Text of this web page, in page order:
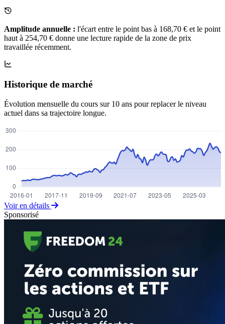
Amplitude annuelle : l'écart entre le point bas à 168,70 € et le point
haut à 254,70 € donne une lecture rapide de la zone de prix
travaillée récemment.
Historique de marché
Évolution mensuelle du cours sur 10 ans pour replacer le niveau
actuel dans sa trajectoire longue.
Voir en détails
Sponsorisé